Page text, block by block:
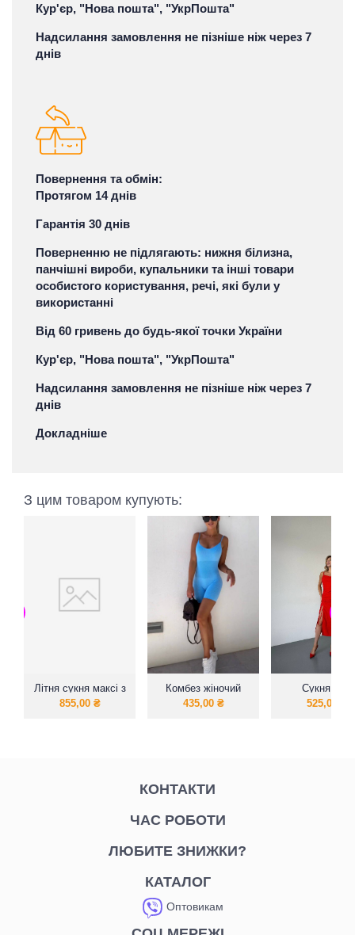
Кур'єр, "Нова пошта", "УкрПошта"
Надсилання замовлення не пізніше ніж через 7
днів
Повернення та обмін:
Протягом 14 днів
Гарантія 30 днів
Поверненню не підлягають: нижня білизна,
панчішні вироби, купальники та інші товари
особистого користування, речі, які були у
використанні
Від 60 гривень до будь-якої точки України
Кур'єр, "Нова пошта", "УкрПошта"
Надсилання замовлення не пізніше ніж через 7
днів
Докладніше
З цим товаром купують:
Літня сукня максі з
натуральної
855,00 ₴
Комбез жіночий
435,00 ₴
Сукня, яка
виглядає
525,00
КОНТАКТИ
ЧАС РОБОТИ
ЛЮБИТЕ ЗНИЖКИ?
КАТАЛОГ
Оптовикам